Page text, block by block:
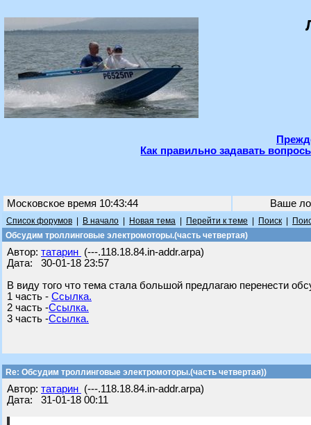
Как правильно задавать
Московское время 10:43:44 Ваше
Список форумов В начало Новая тема Перейти к теме Поиск
Обсудим троллинговые электромоторы.(часть четвертая)
Автор: татарин (---.118.18.84.in-addr.arpa)
Дата: 30-01-18 23:57
В виду того что тема стала большой предлагаю перенести
1 часть - Ссылка.
2 часть -Ссылка.
3 часть -Ссылка.
Re: Обсудим троллинговые электромоторы.(часть четвертая))
Автор: татарин (---.118.18.84.in-addr.arpa)
Дата: 31-01-18 00:11